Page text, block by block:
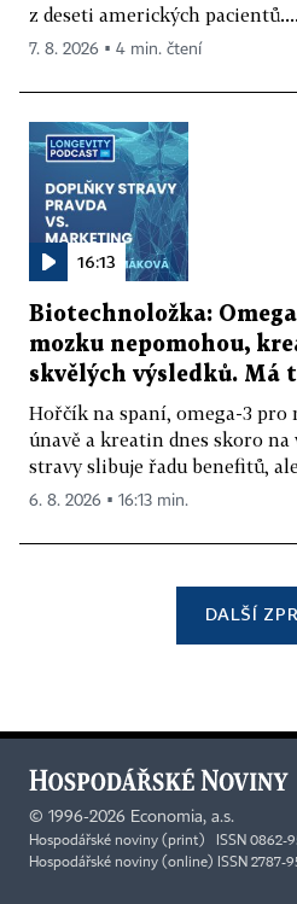
z deseti amerických pacientů....
7. 8. 2026 ▪ 4 min. čtení
16:13
Biotechnoložka:
mozku nepomohou,
skvělých výsledků. Má
Hořčík na spaní, omega-3 pro
únavě a kreatin dnes skoro
stravy slibuje řadu benefitů,
6. 8. 2026 ▪ 16:13 min.
DALŠÍ
© 1996-2026 Economia, a.s.
Hospodářské noviny (print) ISSN 0862-
Hospodářské noviny (online) ISSN 2787-